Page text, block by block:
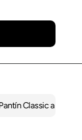
a los artesanos